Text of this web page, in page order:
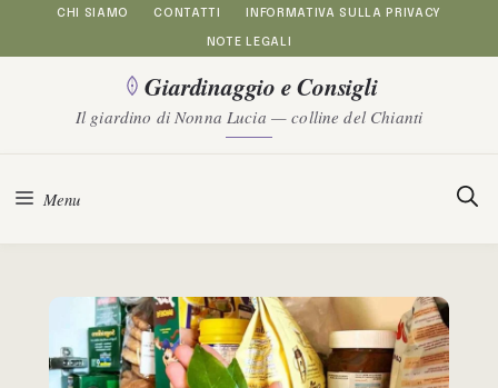
al
contenuto
CHI SIAMO CONTATTI INFORMATIVA SULLA PRIVACY
NOTE LEGALI
Giardinaggio e Consigli
Il giardino di Nonna Lucia — colline del Chianti
Menu